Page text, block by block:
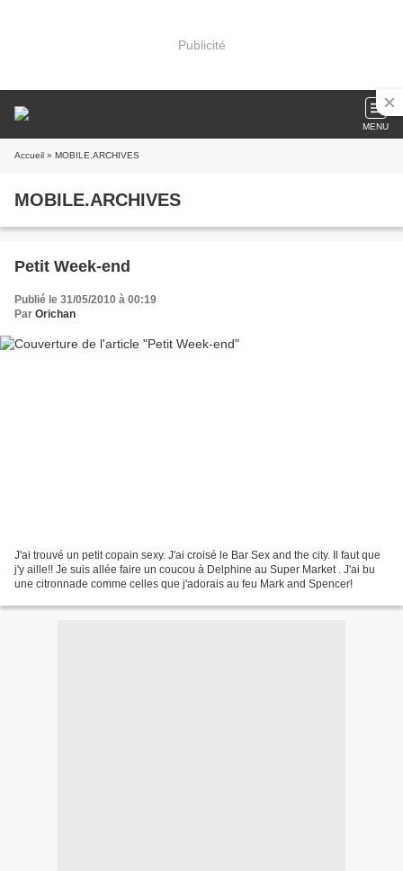
Publicité
MENU
Accueil » MOBILE.ARCHIVES
MOBILE.ARCHIVES
Petit Week-end
Publié le 31/05/2010 à 00:19
Par Orichan
J'ai trouvé un petit copain sexy. J'ai croisé le Bar Sex and the city. Il faut que
j'y aille!! Je suis allée faire un coucou à Delphine au Super Market . J'ai bu
une citronnade comme celles que j'adorais au feu Mark and Spencer!